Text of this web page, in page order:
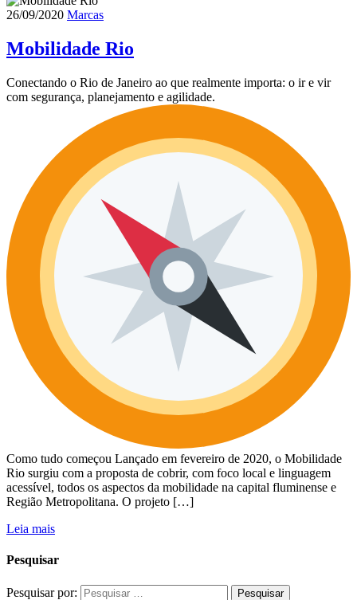
26/09/2020 Marcas
Mobilidade Rio
Conectando o Rio de Janeiro ao que realmente importa: o ir e vir
com segurança, planejamento e agilidade.
Como tudo começou Lançado em fevereiro de 2020, o Mobilidade
Rio surgiu com a proposta de cobrir, com foco local e linguagem
acessível, todos os aspectos da mobilidade na capital fluminense e
Região Metropolitana. O projeto […]
Leia mais
Pesquisar
Pesquisar por: